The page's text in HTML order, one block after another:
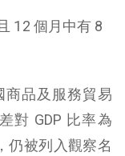
12 個月中有 8
商品及服務貿易
對 GDP 比率為
仍被列入觀察名